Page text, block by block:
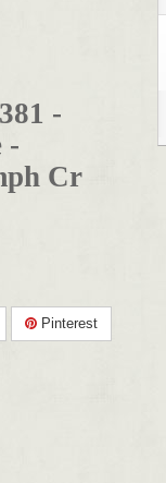
-
-
Cr
Pinterest